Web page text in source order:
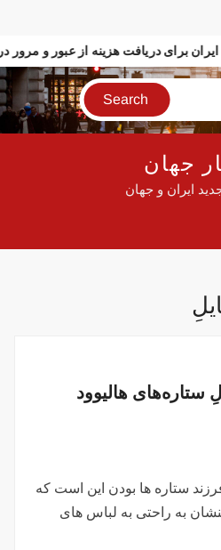
ایران برای دریافت هزینه از عبور و
جهان
ایران و جهان
هالیوود
ستاره ها بودن این است که
به راحتی به لباس های